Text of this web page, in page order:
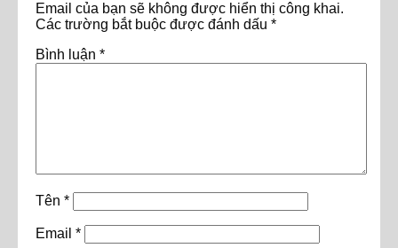
Email của bạn sẽ không được hiển thị công khai.
Các trường bắt buộc được đánh dấu *
Bình luận *
Tên *
Email *